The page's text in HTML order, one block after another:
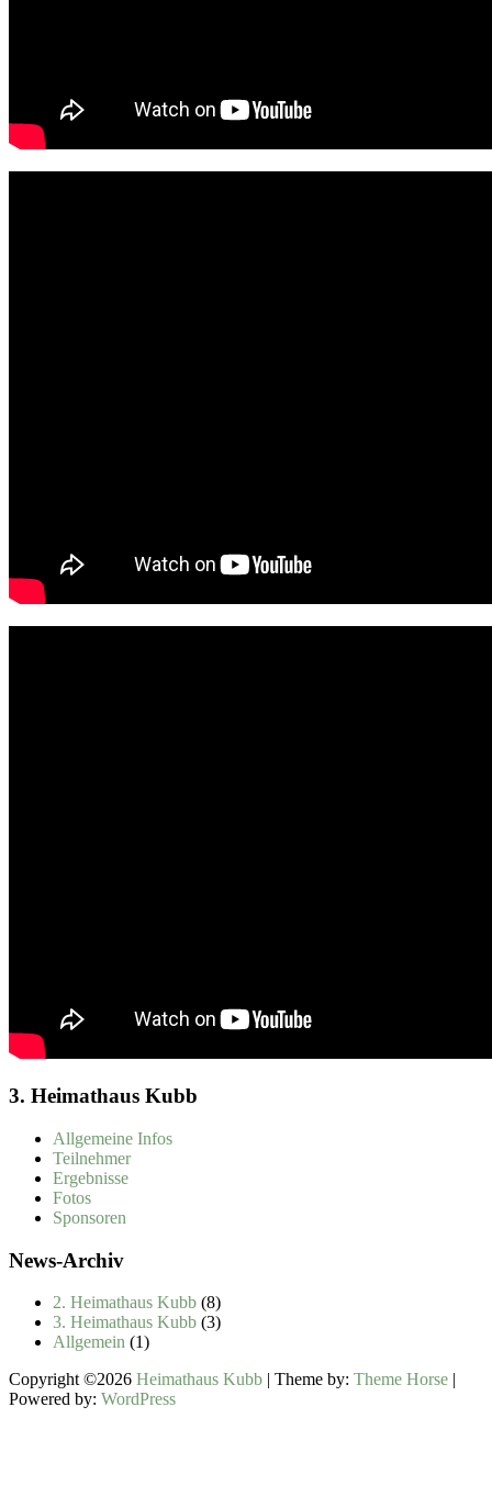
3. Heimathaus Kubb
Allgemeine Infos
Teilnehmer
Ergebnisse
Fotos
Sponsoren
News-Archiv
2. Heimathaus Kubb (8)
3. Heimathaus Kubb (3)
Allgemein (1)
Copyright ©2026 Heimathaus Kubb | Theme by: Theme Horse |
Powered by: WordPress